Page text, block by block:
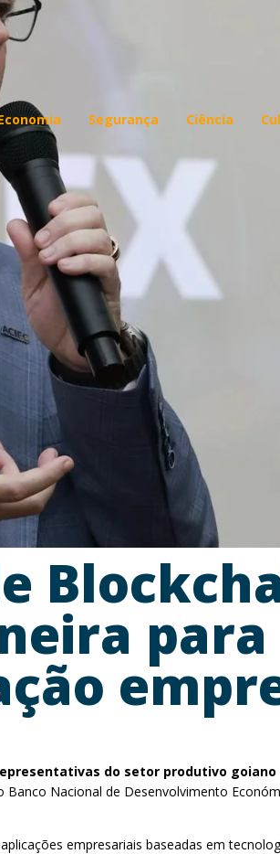
Segurança Ciência
para
do setor produtivo goiano
Nacional de Desenvolvimento
empresariais baseadas em